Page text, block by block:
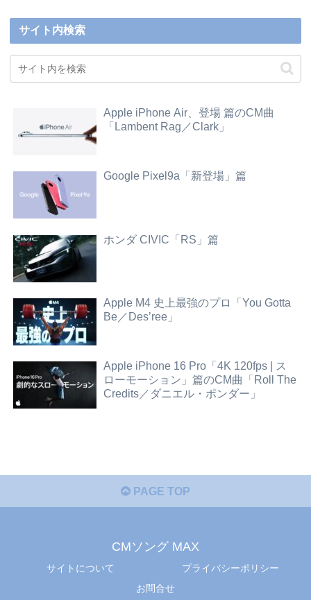
サイト内検索
Apple iPhone Air、登場 篇のCM曲
「Lambent Rag／Clark」
Google Pixel9a「新登場」篇
ホンダ CIVIC「RS」篇
Apple M4 史上最強のプロ「You Gotta
Be／Des’ree」
Apple iPhone 16 Pro「4K 120fps | ス
ローモーション」篇のCM曲「Roll The
Credits／ダニエル・ポンダー」
PAGE TOP
CMソング MAX
サイトについて
プライバシーポリシー
お問合せ